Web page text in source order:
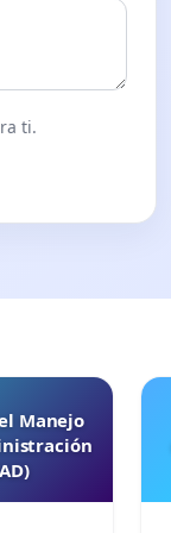
ti.
Manejo